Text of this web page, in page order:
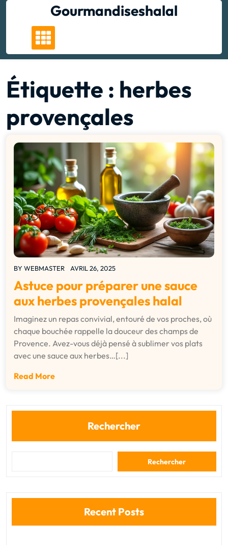
Gourmandiseshalal
Étiquette : herbes
provençales
BY WEBMASTER AVRIL 26, 2025
Astuce pour préparer une sauce
aux herbes provençales halal
Imaginez un repas convivial, entouré de vos proches, où
chaque bouchée rappelle la douceur des champs de
Provence. Avez-vous déjà pensé à sublimer vos plats
avec une sauce aux herbes…[...]
Read More
Rechercher
Rechercher
Recent Posts